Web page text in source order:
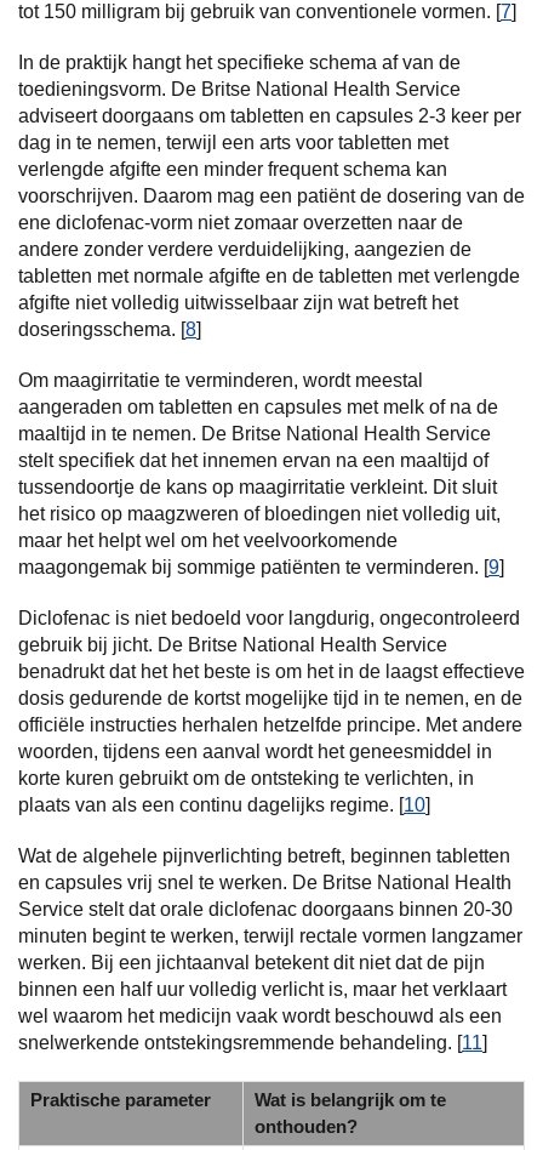
tot 150 milligram bij gebruik van conventionele vormen. [7]
In de praktijk hangt het specifieke schema af van de
toedieningsvorm. De Britse National Health Service
adviseert doorgaans om tabletten en capsules 2-3 keer per
dag in te nemen, terwijl een arts voor tabletten met
verlengde afgifte een minder frequent schema kan
voorschrijven. Daarom mag een patiënt de dosering van de
ene diclofenac-vorm niet zomaar overzetten naar de
andere zonder verdere verduidelijking, aangezien de
tabletten met normale afgifte en de tabletten met verlengde
afgifte niet volledig uitwisselbaar zijn wat betreft het
doseringsschema. [8]
Om maagirritatie te verminderen, wordt meestal
aangeraden om tabletten en capsules met melk of na de
maaltijd in te nemen. De Britse National Health Service
stelt specifiek dat het innemen ervan na een maaltijd of
tussendoortje de kans op maagirritatie verkleint. Dit sluit
het risico op maagzweren of bloedingen niet volledig uit,
maar het helpt wel om het veelvoorkomende
maagongemak bij sommige patiënten te verminderen. [9]
Diclofenac is niet bedoeld voor langdurig, ongecontroleerd
gebruik bij jicht. De Britse National Health Service
benadrukt dat het het beste is om het in de laagst effectieve
dosis gedurende de kortst mogelijke tijd in te nemen, en de
officiële instructies herhalen hetzelfde principe. Met andere
woorden, tijdens een aanval wordt het geneesmiddel in
korte kuren gebruikt om de ontsteking te verlichten, in
plaats van als een continu dagelijks regime. [10]
Wat de algehele pijnverlichting betreft, beginnen tabletten
en capsules vrij snel te werken. De Britse National Health
Service stelt dat orale diclofenac doorgaans binnen 20-30
minuten begint te werken, terwijl rectale vormen langzamer
werken. Bij een jichtaanval betekent dit niet dat de pijn
binnen een half uur volledig verlicht is, maar het verklaart
wel waarom het medicijn vaak wordt beschouwd als een
snelwerkende ontstekingsremmende behandeling. [11]
Praktische parameter
Wat is belangrijk om te
onthouden?